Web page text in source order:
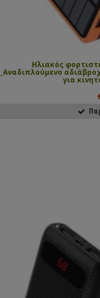
Ηλιακός
_Αναδιπλούμενο
για